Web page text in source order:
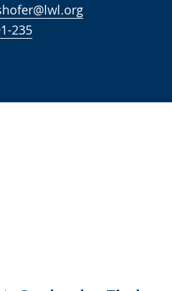
235